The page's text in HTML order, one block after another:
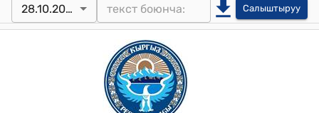
28.10.2019 Салыштыруу